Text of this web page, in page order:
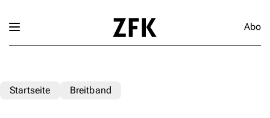
Abo
Startseite Breitband